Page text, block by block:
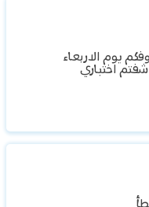
يوم الاربعاء
اختباري